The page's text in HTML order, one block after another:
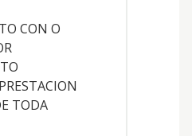
CON O
TODA